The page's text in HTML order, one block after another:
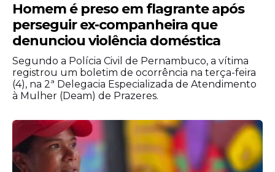
Homem é preso em flagrante após
perseguir ex-companheira que
denunciou violência doméstica
Segundo a Polícia Civil de Pernambuco, a vítima
registrou um boletim de ocorrência na terça-feira
(4), na 2ª Delegacia Especializada de Atendimento
à Mulher (Deam) de Prazeres.